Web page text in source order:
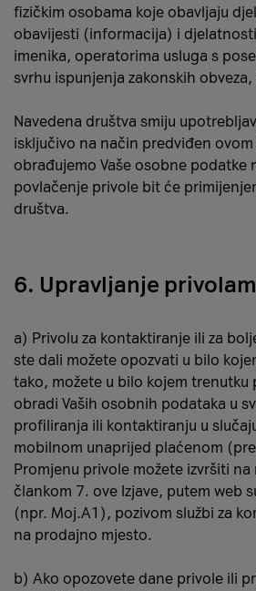
fizičkim osobama koje obavljaju
obavijesti (informacija) i
imenika, operatorima usluga s
svrhu ispunjenja zakonskih
Navedena društva smiju
isključivo na način predviđen ovom
obrađujemo Vaše osobne podatke
povlačenje privole bit će
društva.
6. Upravljanje
a) Privolu za kontaktiranje ili za
ste dali možete opozvati u bilo
tako, možete u bilo kojem trenutku
obradi Vaših osobnih podataka u
profiliranja ili kontaktiranju u
mobilnom unaprijed plaćenom
Promjenu privole možete izvršiti
člankom 7. ove Izjave, putem web
(npr. Moj.A1), pozivom službi za
na prodajno mjesto.
b) Ako opozovete dane privole ili